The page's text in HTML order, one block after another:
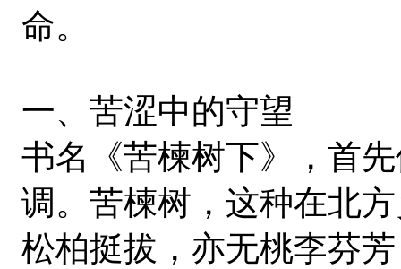
命。
一、苦涩中的守望
书名《苦楝树下》，首
调。苦楝树，这种在北
松柏挺拔，亦无桃李芬